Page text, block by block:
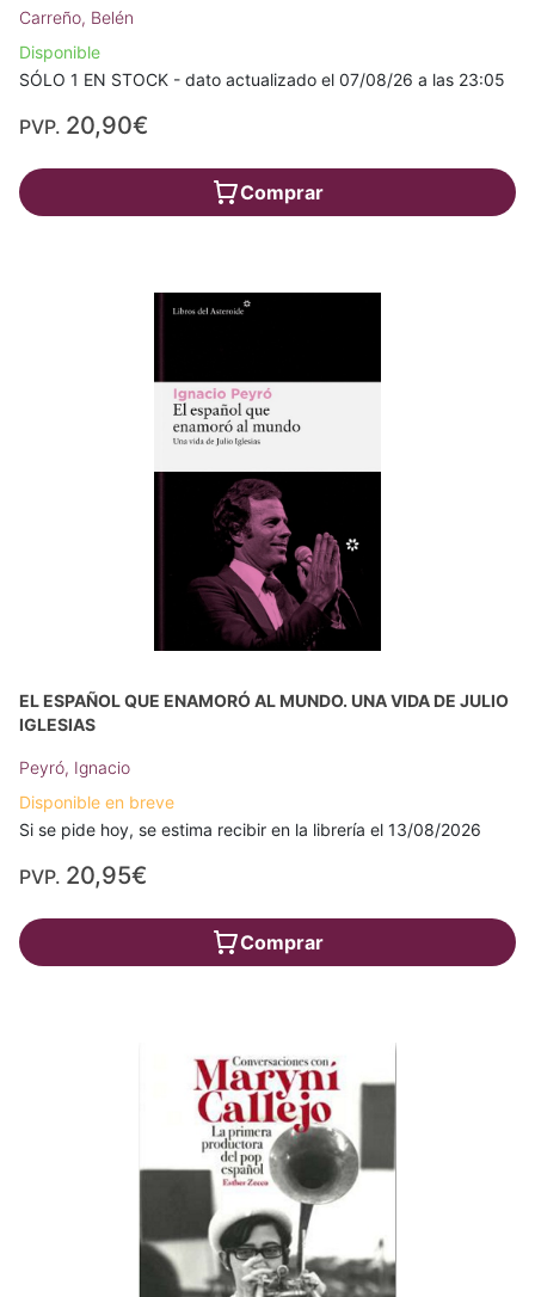
Carreño, Belén
Disponible
SÓLO 1 EN STOCK - dato actualizado el 07/08/26 a las 23:05
PVP. 20,90€
Comprar
EL ESPAÑOL QUE ENAMORÓ AL MUNDO. UNA VIDA DE JULIO
IGLESIAS
Peyró, Ignacio
Disponible en breve
Si se pide hoy, se estima recibir en la librería el 13/08/2026
PVP. 20,95€
Comprar